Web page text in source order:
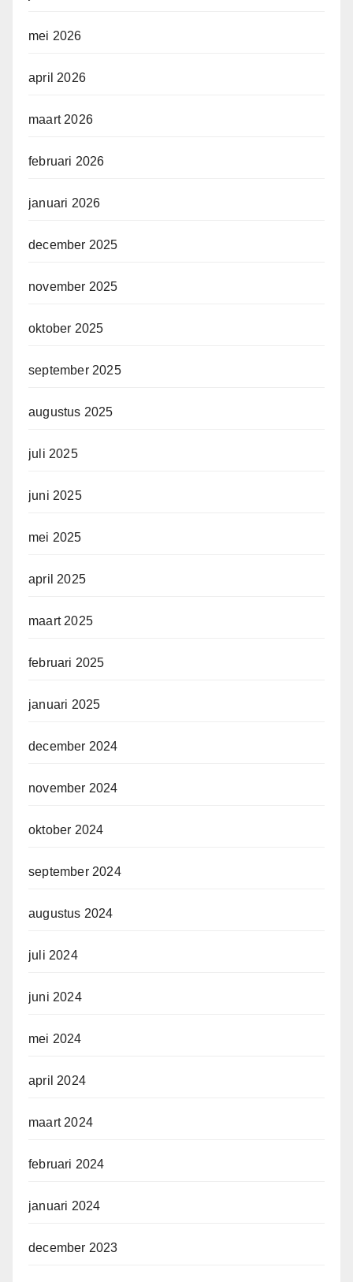
mei 2026
april 2026
maart 2026
februari 2026
januari 2026
december 2025
november 2025
oktober 2025
september 2025
augustus 2025
juli 2025
juni 2025
mei 2025
april 2025
maart 2025
februari 2025
januari 2025
december 2024
november 2024
oktober 2024
september 2024
augustus 2024
juli 2024
juni 2024
mei 2024
april 2024
maart 2024
februari 2024
januari 2024
december 2023